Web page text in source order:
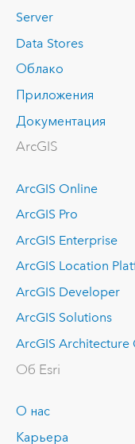
Server
Data Stores
Облако
Приложения
Документация
ArcGIS
ArcGIS Online
ArcGIS Pro
ArcGIS Enterprise
ArcGIS Location
ArcGIS Developer
ArcGIS Solutions
ArcGIS Architecture
Об Esri
О нас
Карьера